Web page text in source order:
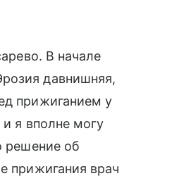
В начале
давнишняя,
прижиганием у
я вполне могу
решение об
прижигания врач